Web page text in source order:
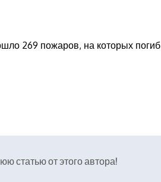
269 пожаров, на которых погиб
статью от этого автора!